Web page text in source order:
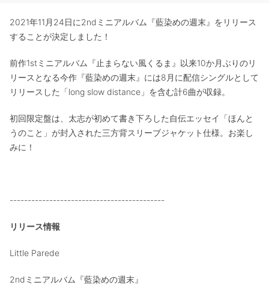
2021年11月24日に2ndミニアルバム『藍染めの週末』をリリース
することが決定しました！
前作1stミニアルバム『止まらない風くるま』以来10か月ぶりのリ
リースとなる今作『藍染めの週末』には8月に配信シングルとして
リリースした「long slow distance」を含む計6曲が収録。
初回限定盤は、太志が初めて書き下ろした自伝エッセイ「ほんと
うのこと」が封入された三方背スリーブジャケット仕様。お楽し
みに！
-------------------------------------------
リリース情報
Little Parede
2ndミニアルバム『藍染めの週末』